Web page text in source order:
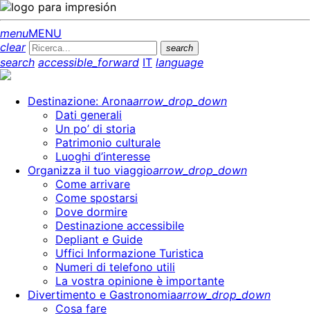
menuMENU
clear
search
search accessible_forward IT language
Destinazione: Aronaarrow_drop_down
Dati generali
Un po’ di storia
Patrimonio culturale
Luoghi d’interesse
Organizza il tuo viaggioarrow_drop_down
Come arrivare
Come spostarsi
Dove dormire
Destinazione accessibile
Depliant e Guide
Uffici Informazione Turistica
Numeri di telefono utili
La vostra opinione è importante
Divertimento e Gastronomiaarrow_drop_down
Cosa fare